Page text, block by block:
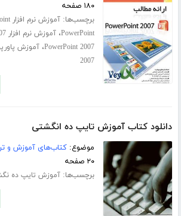
۱۸۰ صفحه
برچسب‌ها:آموزش نرم افزار PowerPoint
PowerPoint،آموزش نرم افزار PowerPoint 2007
PowerPoint 2007،آموزش
2007
دانلود کتاب آموزش تایپ ده انگشتی
موضوع:کتاب‌های آموزش و
۲۰ صفحه
برچسب‌ها:آموزش تایپ ده‌